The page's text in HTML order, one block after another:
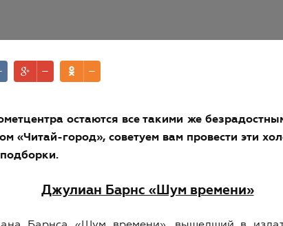
— —
остаются все такими же
«Читай-город», советуем вам провести эти
Джулиан Барнс «Шум времени»